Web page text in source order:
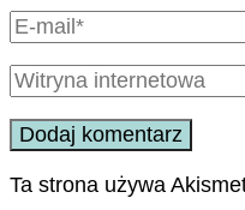
Ta strona używa